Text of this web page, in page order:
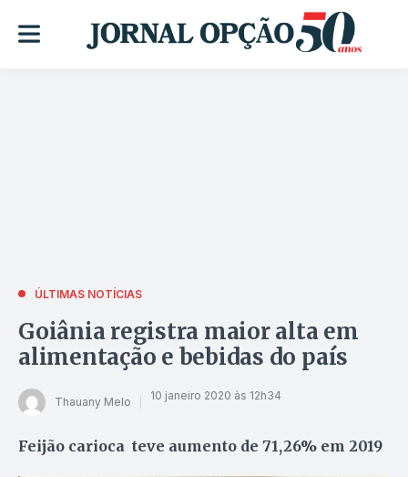
ÚLTIMAS NOTÍCIAS
Goiânia registra maior alta em
alimentação e bebidas do país
Thauany Melo 10 janeiro 2020 às 12h34
Feijão carioca teve aumento de 71,26% em 2019